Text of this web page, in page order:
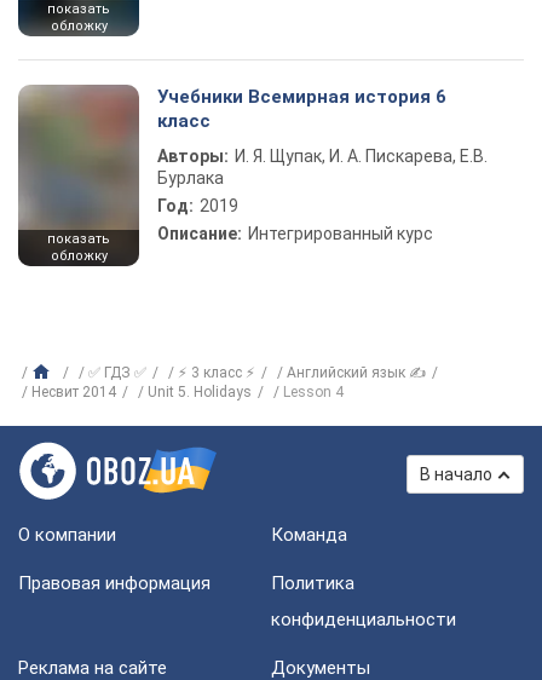
показать
обложку
показать
обложку
Учебники Всемирная история 6
класс
Авторы: И. Я. Щупак, И. А. Пискарева, Е.В.
Бурлака
Год: 2019
Описание: Интегрированный курс
✅ ГДЗ ✅ ⚡ 3 класс ⚡
Английский язык ✍
Несвит 2014
Unit 5. Holidays Lesson 4
В начало
О компании Команда
Правовая информация
Политика
конфиденциальности
Реклама на сайте Документы